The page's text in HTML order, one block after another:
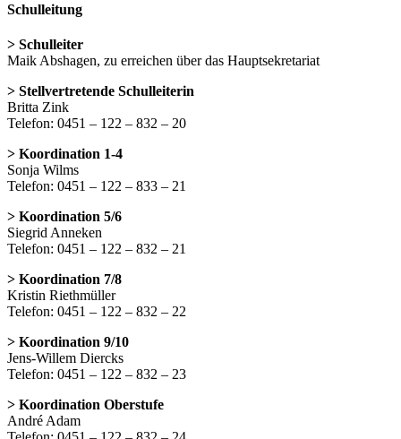
Schulleitung
> Schulleiter
Maik Abshagen, zu erreichen über das Hauptsekretariat
> Stellvertretende Schulleiterin
Britta Zink
Telefon: 0451 – 122 – 832 – 20
> Koordination 1-4
Sonja Wilms
Telefon: 0451 – 122 – 833 – 21
> Koordination 5/6
Siegrid Anneken
Telefon: 0451 – 122 – 832 – 21
> Koordination 7/8
Kristin Riethmüller
Telefon: 0451 – 122 – 832 – 22
> Koordination 9/10
Jens-Willem Diercks
Telefon: 0451 – 122 – 832 – 23
> Koordination Oberstufe
André Adam